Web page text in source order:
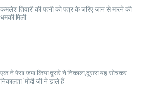
कमलेश तिवारी की पत्नी को पत्र के जरिए जान से मारने की
धमकी मिली
एक ने पैसा जमा किया दूसरे ने निकाला,दूसरा यह सोचकर
निकालता 'मोदी जी ने डाले हैं